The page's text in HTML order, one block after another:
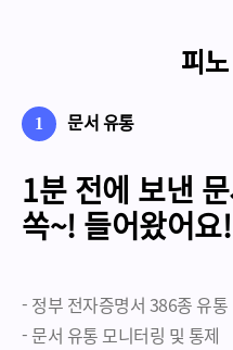
피
1 문서 유통
1분 전에 보낸
쏙~! 들어왔어요!
- 정부 전자증명서 386종 유통
- 문서 유통 모니터링 및 통제
피
피